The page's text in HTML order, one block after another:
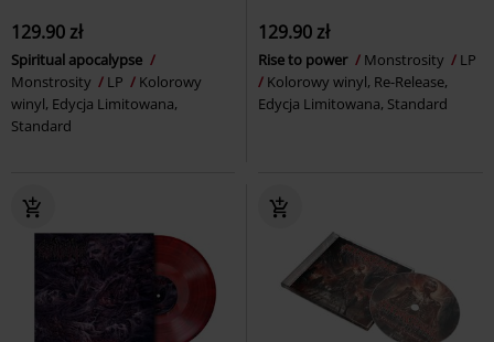
129.90 zł
Spiritual apocalypse
Monstrosity
LP
Kolorowy
winyl, Edycja Limitowana,
Standard
129.90 zł
Rise to power Monstrosity
LP
Kolorowy winyl, Re-Release,
Edycja Limitowana, Standard